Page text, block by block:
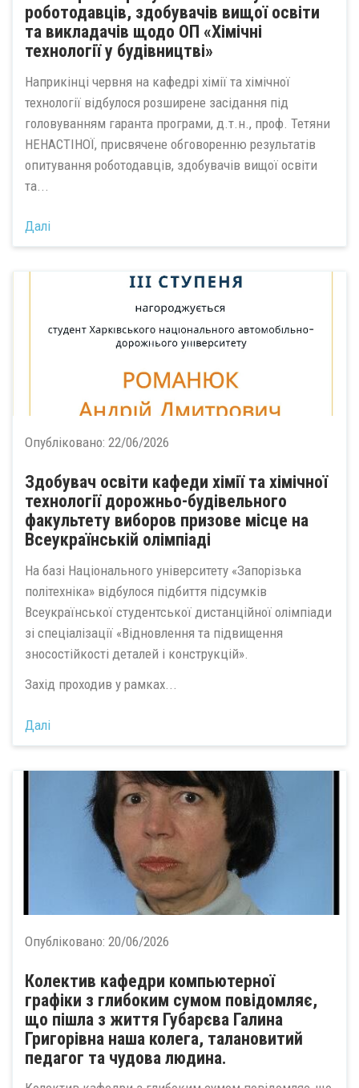
роботодавців, здобувачів вищої освіти
та викладачів щодо ОП «Хімічні
технології у будівництві»
Наприкінці червня на кафедрі хімії та хімічної
технології відбулося розширене засідання під
головуванням гаранта програми, д.т.н., проф. Тетяни
НЕНАСТІНОЇ, присвячене обговоренню результатів
опитування роботодавців, здобувачів вищої освіти
та...
Далі
Опубліковано: 22/06/2026
Здобувач освіти кафеди хімії та хімічної
технології дорожньо-будівельного
факультету виборов призове місце на
Всеукраїнській олімпіаді
На базі Національного університету «Запорізька
політехніка» відбулося підбиття підсумків
Всеукраїнської студентської дистанційної олімпіади
зі спеціалізації «Відновлення та підвищення
зносостійкості деталей і конструкцій».
Захід проходив у рамках...
Далі
Опубліковано: 20/06/2026
Колектив кафедри компьютерної
графіки з глибоким сумом повідомляє,
що пішла з життя Губарєва Галина
Григорівна наша колега, талановитий
педагог та чудова людина.